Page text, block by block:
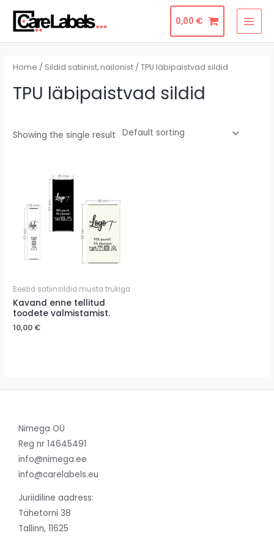
0,00 €
Home / Sildid satiinist, nailonist / TPU läbipaistvad sildid
TPU läbipaistvad sildid
Showing the single result
Beežid satiinsildid musta trükiga
Kavand enne tellitud
toodete valmistamist.
10,00 €
Nimega OÜ
Reg nr 14645491
info@nimega.ee
info@carelabels.eu
Juriidiline aadress:
Tähetorni 38
Tallinn, 11625